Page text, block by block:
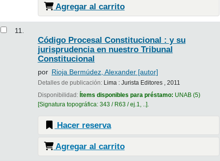
Agregar al carrito
11.
Código Procesal Constitucional : y su
jurisprudencia en nuestro Tribunal
Constitucional
por Rioja Bermúdez, Alexander[autor]
Detalles de publicación: Lima : Jurista Editores , 2011
Disponibilidad: Ítems disponibles para préstamo: UNAB(5)
Signatura topográfica: 343 / R63 / ej.1, .. .
Hacer reserva
Agregar al carrito